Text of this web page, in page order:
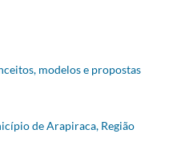
modelos e propostas
de Arapiraca, Região